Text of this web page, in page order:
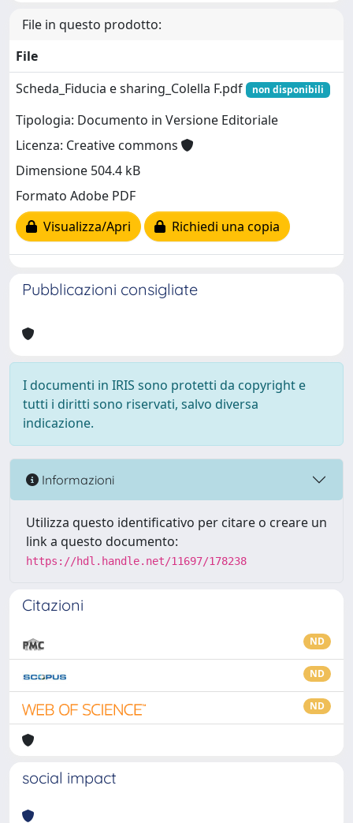
File in questo prodotto:
File
Scheda_Fiducia e sharing_Colella F.pdf
non disponibili
Tipologia: Documento in Versione Editoriale
Licenza: Creative commons
Dimensione 504.4 kB
Formato Adobe PDF
Visualizza/Apri
Richiedi una copia
Pubblicazioni consigliate
I documenti in IRIS sono protetti da copyright e
tutti i diritti sono riservati, salvo diversa
indicazione.
Informazioni
Utilizza questo identificativo per citare o creare un
link a questo documento:
https://hdl.handle.net/11697/178238
Citazioni
ND
ND
ND
social impact